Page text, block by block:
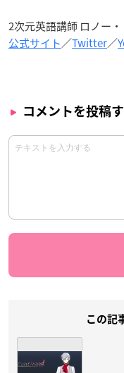
2次元英語講師 ロノー
公式サイト／Twitter／
コメントを投稿
この記